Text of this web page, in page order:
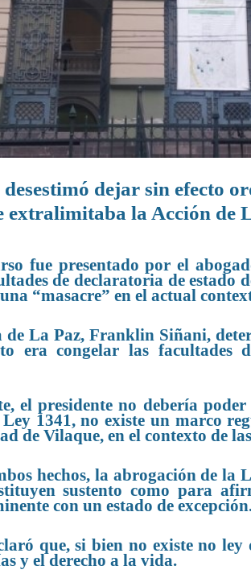
dejar sin efecto
extralimitaba la Acción de
fue presentado por el
de declaratoria de estado
“masacre” en el actual
de La Paz, Franklin Siñani,
era congelar las facultades
el presidente no debería
1341, no existe un marco
de Vilaque, en el contexto de
hechos, la abrogación de la
sustento como para
con un estado de
que, si bien no existe no ley
y el derecho a la vida.